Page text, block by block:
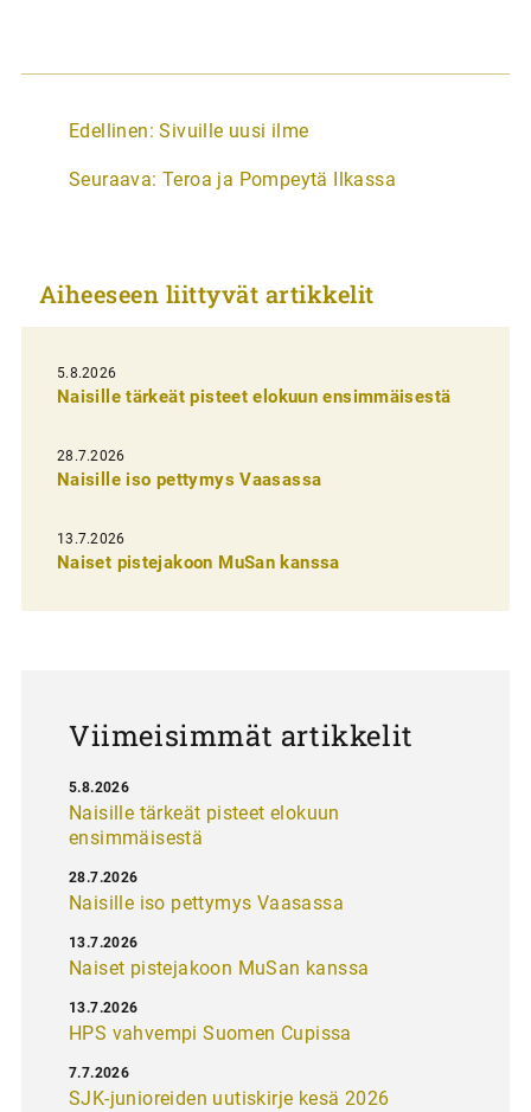
A
t
k
e
l
i
e
n
e
Edellinen: Sivuille uusi ilme
Seuraava: Teroa ja Pompeytä Ilkassa
Aiheeseen liittyvät artikkelit
5.8.2026
Naisille tärkeät pisteet elokuun ensimmäisestä
28.7.2026
Naisille iso pettymys Vaasassa
13.7.2026
Naiset pistejakoon MuSan kanssa
Viimeisimmät artikkelit
Naisille tärkeät pisteet elokuun
ensimmäisestä
5.8.2026
Naisille iso pettymys Vaasassa
28.7.2026
Naiset pistejakoon MuSan kanssa
13.7.2026
HPS vahvempi Suomen Cupissa
13.7.2026
SJK-junioreiden uutiskirje kesä 2026
7.7.2026